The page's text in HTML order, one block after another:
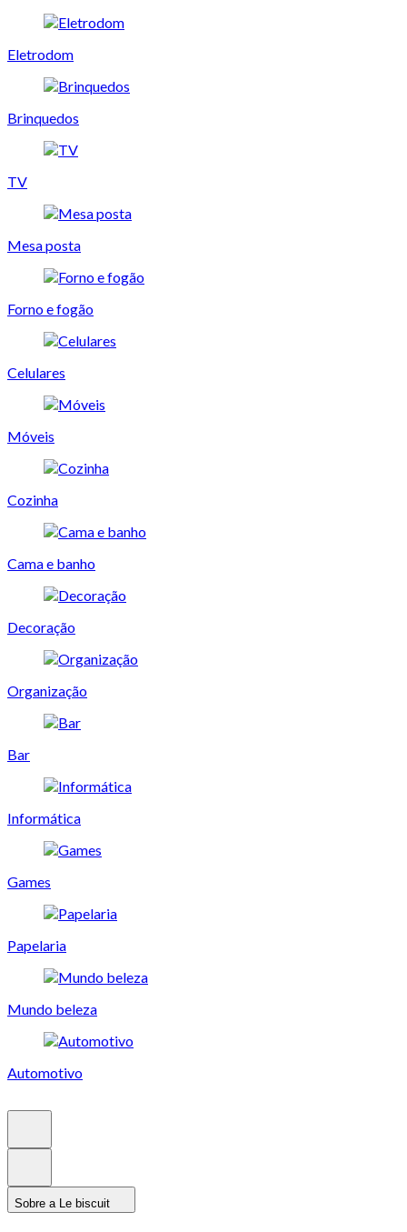
Eletrodom
Brinquedos
TV
Mesa posta
Forno e fogão
Celulares
Móveis
Cozinha
Cama e banho
Decoração
Organização
Bar
Informática
Games
Papelaria
Mundo beleza
Automotivo
Sobre a Le biscuit